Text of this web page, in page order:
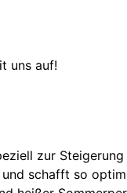
uns auf!
zur
schafft so